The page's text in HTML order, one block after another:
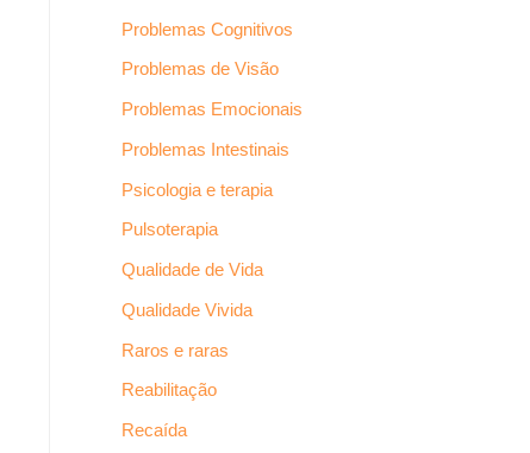
Problemas Cognitivos
Problemas de Visão
Problemas Emocionais
Problemas Intestinais
Psicologia e terapia
Pulsoterapia
Qualidade de Vida
Qualidade Vivida
Raros e raras
Reabilitação
Recaída